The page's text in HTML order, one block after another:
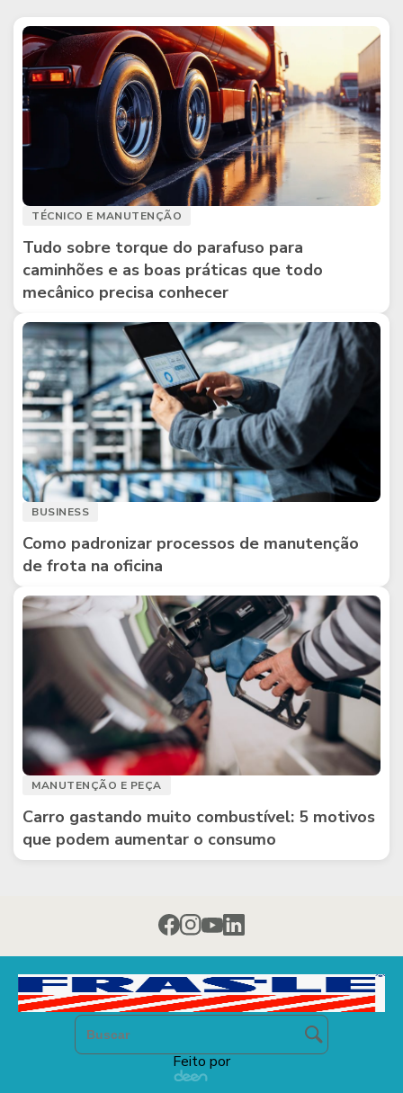
TÉCNICO E MANUTENÇÃO
Tudo sobre torque do parafuso para
caminhões e as boas práticas que todo
mecânico precisa conhecer
BUSINESS
Como padronizar processos de manutenção
de frota na oficina
MANUTENÇÃO E PEÇA
Carro gastando muito combustível: 5 motivos
que podem aumentar o consumo
Feito por